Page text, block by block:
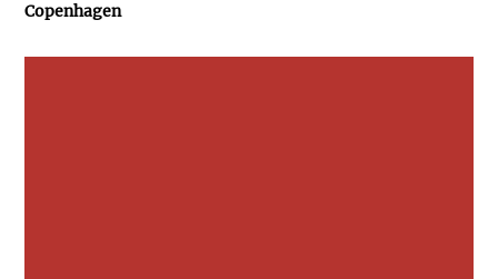
Copenhagen